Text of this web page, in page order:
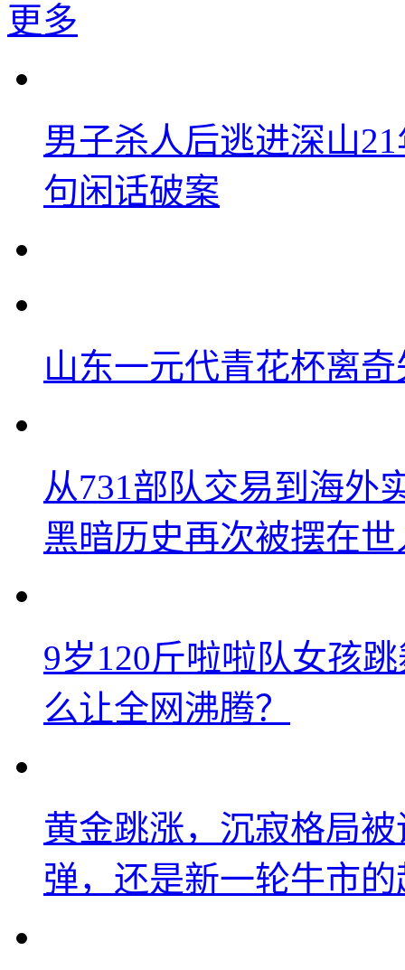
更多
男子杀人后逃进深山
句闲话破案
山东一元代青花杯离
从731部队交易到海外
黑暗历史再次被摆在
9岁120斤啦啦队女孩
么让全网沸腾？
黄金跳涨，沉寂格局
弹，还是新一轮牛市